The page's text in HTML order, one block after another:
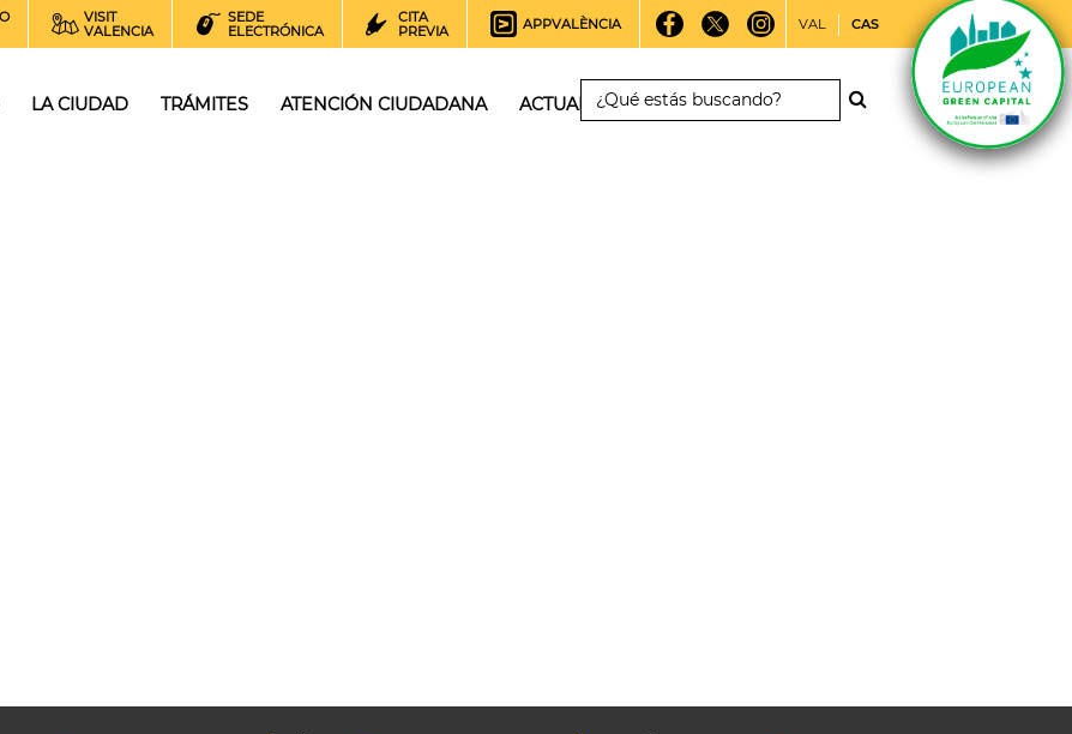
VISIT
VALENCIA
SEDE
ELECTRÓNICA
CITA
PREVIA
APPVALÈNCIA VAL CAS
LA CIUDAD TRÁMITES ATENCIÓN CIUDADANA ACTUALIDAD